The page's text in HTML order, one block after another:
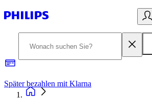
Später bezahlen mit Klarna